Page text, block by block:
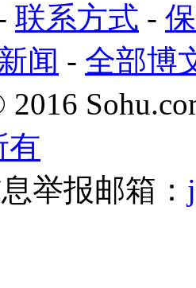
联系方式 -
闻 - 全部博
2016
有
举报邮箱：